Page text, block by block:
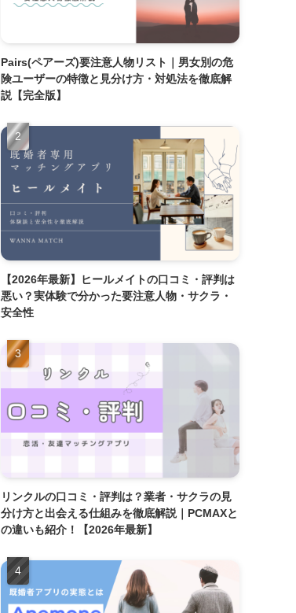
Pairs(ペアーズ)要注意人物リスト｜男女別の危
険ユーザーの特徴と見分け方・対処法を徹底解
説【完全版】
【2026年最新】ヒールメイトの口コミ・評判は
悪い？実体験で分かった要注意人物・サクラ・
安全性
リンクルの口コミ・評判は？業者・サクラの見
分け方と出会える仕組みを徹底解説｜PCMAXと
の違いも紹介！【2026年最新】